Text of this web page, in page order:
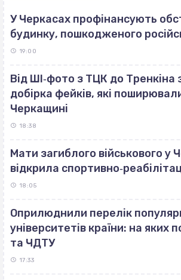
У Черкасах профінансують
будинку, пошкодженого
19:00
Від ШІ‐фото з ТЦК до Тренкіна
добірка фейків, які
Черкащині
18:38
Мати загиблого військового у
відкрила
18:05
Оприлюднили перелік
університетів країни: на яких
та ЧДТУ
17:33